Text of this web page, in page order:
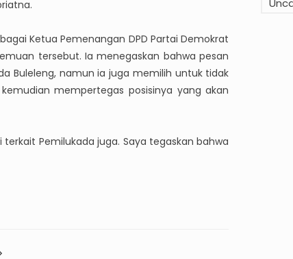
Ketua Pemenangan DPD Partai Demokrat
tersebut. Ia menegaskan bahwa pesan
Buleleng, namun ia juga memilih untuk tidak
mempertegas posisinya yang akan
Pemilukada juga. Saya tegaskan bahwa